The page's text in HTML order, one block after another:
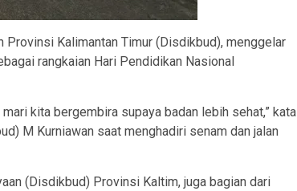
Provinsi Kalimantan Timur (Disdikbud), menggelar
rangkaian Hari Pendidikan Nasional
kita bergembira supaya badan lebih sehat,” kata
M Kurniawan saat menghadiri senam dan jalan
(Disdikbud) Provinsi Kaltim, juga bagian dari